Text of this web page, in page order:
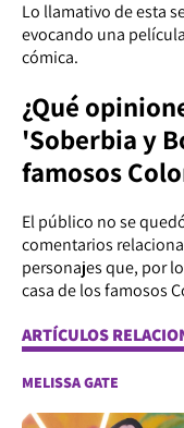
Lo llamativo de esta
evocando una
cómica.
¿Qué
'Soberbia y
famosos
El público no se
comentarios
personajes que, por
casa de los famosos
ARTÍCULOS
MELISSA GATE